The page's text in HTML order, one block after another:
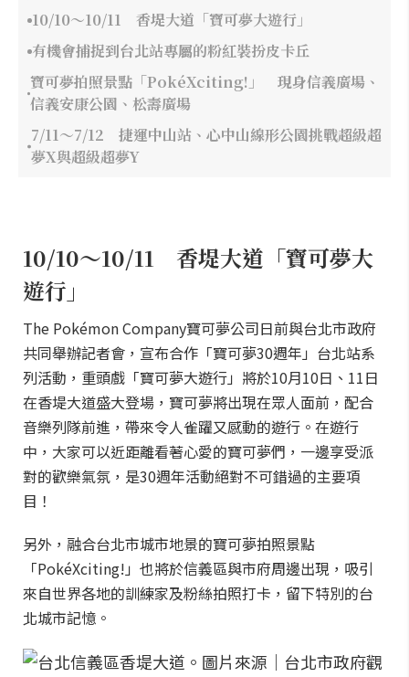
10/10～10/11 香堤大道「寶可夢大遊行」
有機會捕捉到台北站專屬的粉紅裝扮皮卡丘
寶可夢拍照景點「PokéXciting!」 現身信義廣場、
信義安康公園、松壽廣場
7/11～7/12 捷運中山站、心中山線形公園挑戰超級超
夢X與超級超夢Y
10/10～10/11 香堤大道「寶可夢大
遊行」
The Pokémon Company寶可夢公司日前與台北市政府
共同舉辦記者會，宣布合作「寶可夢30週年」台北站系
列活動，重頭戲「寶可夢大遊行」將於10月10日、11日
在香堤大道盛大登場，寶可夢將出現在眾人面前，配合
音樂列隊前進，帶來令人雀躍又感動的遊行。在遊行
中，大家可以近距離看著心愛的寶可夢們，一邊享受派
對的歡樂氣氛，是30週年活動絕對不可錯過的主要項
目！
另外，融合台北市城市地景的寶可夢拍照景點
「PokéXciting!」也將於信義區與市府周邊出現，吸引
來自世界各地的訓練家及粉絲拍照打卡，留下特別的台
北城市記憶。